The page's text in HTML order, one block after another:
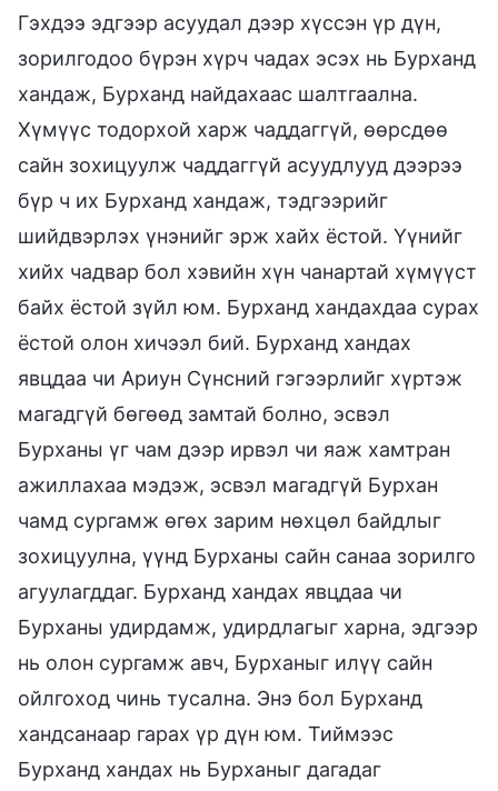
Гэхдээ эдгээр асуудал дээр хүссэн үр дүн,
зорилгодоо бүрэн хүрч чадах эсэх нь Бурханд
хандаж, Бурханд найдахаас шалтгаална.
Хүмүүс тодорхой харж чаддаггүй, өөрсдөө
сайн зохицуулж чаддаггүй асуудлууд дээрээ
бүр ч их Бурханд хандаж, тэдгээрийг
шийдвэрлэх үнэнийг эрж хайх ёстой. Үүнийг
хийх чадвар бол хэвийн хүн чанартай хүмүүст
байх ёстой зүйл юм. Бурханд хандахдаа сурах
ёстой олон хичээл бий. Бурханд хандах
явцдаа чи Ариун Сүнсний гэгээрлийг хүртэж
магадгүй бөгөөд замтай болно, эсвэл
Бурханы үг чам дээр ирвэл чи яаж хамтран
ажиллахаа мэдэж, эсвэл магадгүй Бурхан
чамд сургамж өгөх зарим нөхцөл байдлыг
зохицуулна, үүнд Бурханы сайн санаа зорилго
агуулагддаг. Бурханд хандах явцдаа чи
Бурханы удирдамж, удирдлагыг харна, эдгээр
нь олон сургамж авч, Бурханыг илүү сайн
ойлгоход чинь тусална. Энэ бол Бурханд
хандсанаар гарах үр дүн юм. Тиймээс
Бурханд хандах нь Бурханыг дагадаг